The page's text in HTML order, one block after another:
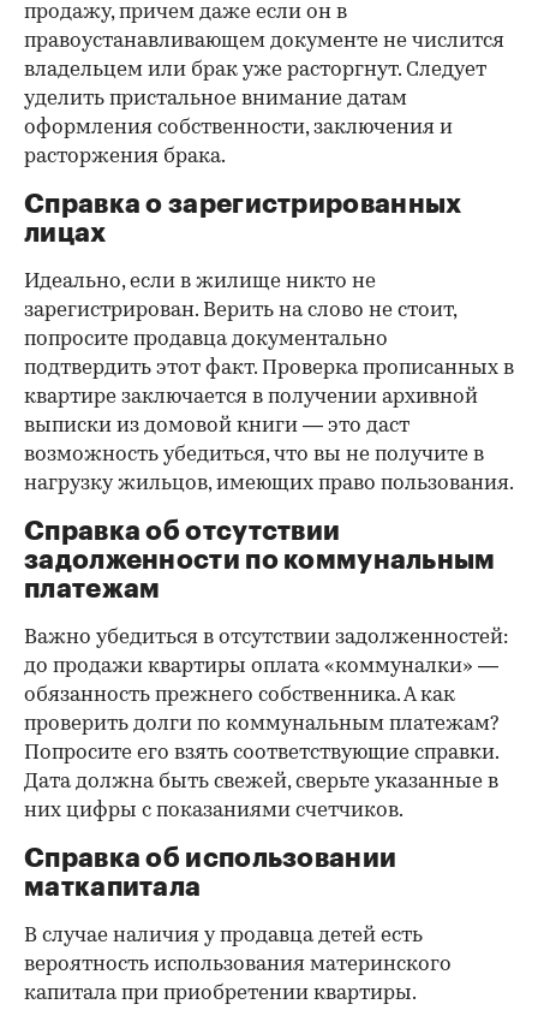
продажу, причем даже если он в
правоустанавливающем документе не числится
владельцем или брак уже расторгнут. Следует
уделить пристальное внимание датам
оформления собственности, заключения и
расторжения брака.
Справка о зарегистрированных
лицах
Идеально, если в жилище никто не
зарегистрирован. Верить на слово не стоит,
попросите продавца документально
подтвердить этот факт. Проверка прописанных в
квартире заключается в получении архивной
выписки из домовой книги — это даст
возможность убедиться, что вы не получите в
нагрузку жильцов, имеющих право пользования.
Справка об отсутствии
задолженности по коммунальным
платежам
Важно убедиться в отсутствии задолженностей:
до продажи квартиры оплата «коммуналки» —
обязанность прежнего собственника. А как
проверить долги по коммунальным платежам?
Попросите его взять соответствующие справки.
Дата должна быть свежей, сверьте указанные в
них цифры с показаниями счетчиков.
Справка об использовании
маткапитала
В случае наличия у продавца детей есть
вероятность использования материнского
капитала при приобретении квартиры.